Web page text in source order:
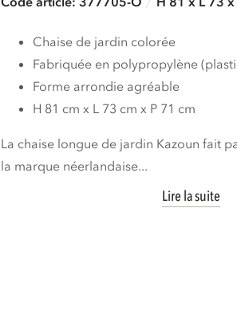
Chaise de jardin colorée
Fabriquée en polypropylène
Forme arrondie agréable
H 81 cm x L 73 cm x P 71 cm
La chaise longue de jardin Kazoun fait
la marque néerlandaise...
Lire la suite